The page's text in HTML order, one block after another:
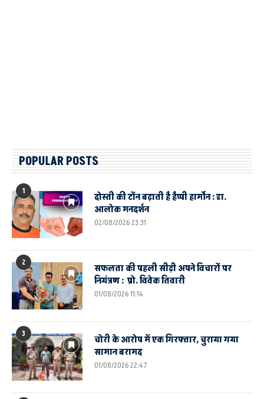
POPULAR POSTS
1
दोस्ती की टोंन बढ़ाती है हैप्पी हार्मोन : डा.
आलोक मनदर्शन
02/08/2026 23:31
2
सफलता की पहली सीढ़ी अपने विचारों पर
नियंत्रण : प्रो. विवेक तिवारी
01/08/2026 11:14
3
चोरी के आरोप में एक गिरफ्तार, चुराया गया
सामान बरामद
01/08/2026 22:47